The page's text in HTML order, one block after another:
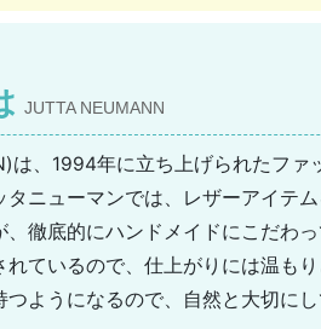
JUTTA NEUMANN
は、1994年に立ち上げられたファ
ニューマンでは、レザーアイテ
、徹底的にハンドメイドにこだわ
ているので、仕上がりには温も
ようになるので、自然と大切に